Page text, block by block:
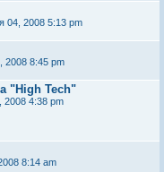
04, 2008 5:13 pm
2008 8:45 pm
"High Tech"
2008 4:38 pm
8:14 am